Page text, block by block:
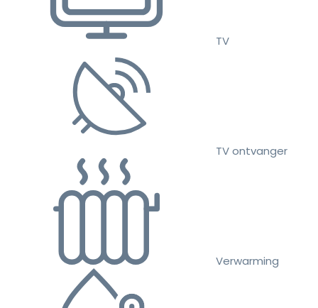
TV
TV ontvanger
Verwarming